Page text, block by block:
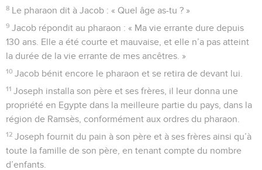
8 Le pharaon dit à Jacob : « Quel âge as-tu ? »
9 Jacob répondit au pharaon : « Ma vie errante dure depuis
130 ans. Elle a été courte et mauvaise, et elle n’a pas atteint
la durée de la vie errante de mes ancêtres. »
10 Jacob bénit encore le pharaon et se retira de devant lui.
11 Joseph installa son père et ses frères, il leur donna une
propriété en Egypte dans la meilleure partie du pays, dans la
région de Ramsès, conformément aux ordres du pharaon.
12 Joseph fournit du pain à son père et à ses frères ainsi qu’à
toute la famille de son père, en tenant compte du nombre
d’enfants.